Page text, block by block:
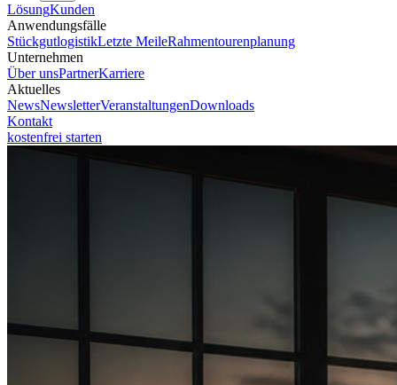
LösungKunden
Anwendungsfälle
StückgutlogistikLetzte MeileRahmentourenplanung
Unternehmen
Über unsPartnerKarriere
Aktuelles
NewsNewsletterVeranstaltungenDownloads
Kontakt
kostenfrei starten